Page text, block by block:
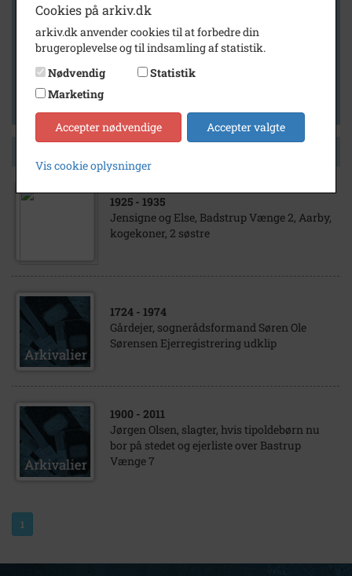
Vis kun med billeder
Vis kun med filmklip
Vis kun med kilder
1925 - 1935
Jensigne og Else, Badstrup Vænge 2, Aarby,
kogekoner, 2 søstre
1724 - 1974
Gårdejer, sognerådsformand Søren Ole
Sørensen Ejerregistrering udklip
1900 - 2011
Jørgen Olsen, slagter, hvis tipoldebørn nu
bor på stedet og ejerliste over Bastrup
Vænge 7
1
Cookies på arkiv.dk
arkiv.dk anvender cookies til at forbedre din
brugeroplevelse og til indsamling af statistik.
Nødvendig
Statistik
Marketing
Accepter nødvendige Accepter valgte
Vis cookie oplysninger